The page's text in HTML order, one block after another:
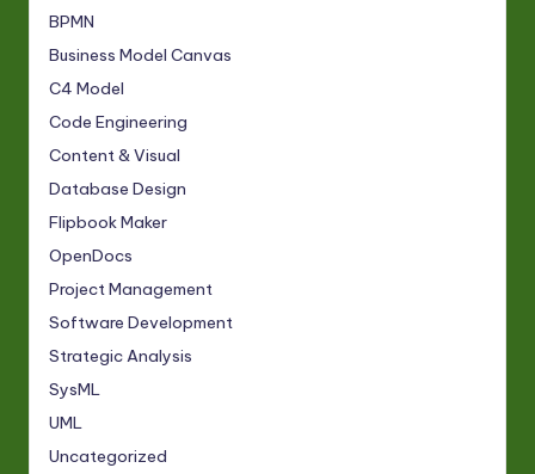
BPMN
Business Model Canvas
C4 Model
Code Engineering
Content & Visual
Database Design
Flipbook Maker
OpenDocs
Project Management
Software Development
Strategic Analysis
SysML
UML
Uncategorized